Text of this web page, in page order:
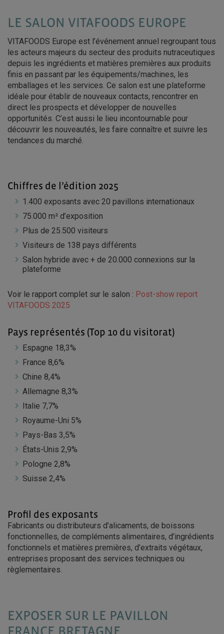
LE SALON VITAFOODS EUROPE
VITAFOODS Europe est l’événement annuel regroupant tous
les acteurs majeurs du secteur des produits nutraceutiques
depuis les ingrédients et matières premières aux produits
finis en passant par les équipements/machines, les
emballages et les services. Ce salon est une plateforme
idéale pour établir de nouveaux contacts, rencontrer en
direct les prospects et développer de nouvelles
opportunités. C’est aussi le lieu incontournable pour
découvrir les nouveautés, les faire connaître et suivre les
tendances du marché.
Chiffres de l’édition 2025
1.400 exposants avec 20 pavillons internationaux
75.000 m² d’exposition
Plus de 25.500 visiteurs
Visiteurs de 138 pays différents
Salon hybride avec + de 20.000 connexions sur la
plateforme
Voir le rapport complet sur le salon : Post-show report
VITAFOODS 2025
Pays représentés (Top 10 du visitorat)
Espagne 18,3%
France 8,6%
Chine 8,4%
Allemagne 8,3%
Italie 7,7%
Royaume-Uni 5%
Pays-Bas 3,5%
États-Unis 2,9%
Pologne 2,8%
Suisse 2,4%
Profil des exposants
Fabricants ou distributeurs d’alicaments, de boissons
fonctionnelles, de compléments alimentaires, d’ingrédients
fonctionnels et matières premières, d’extraits végétaux,
entreprises proposant des services techniques ou
règlementaires.
EXPOSER SUR LE PAVILLON
FRANCE BRETAGNE